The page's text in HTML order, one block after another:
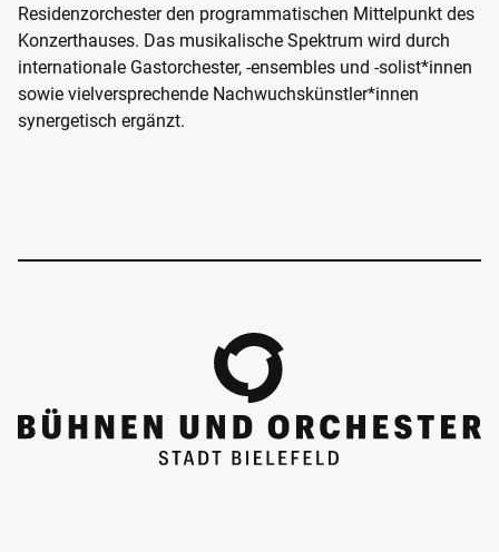
Residenzorchester den programmatischen Mittelpunkt des
Konzerthauses. Das musikalische Spektrum wird durch
internationale Gastorchester, -ensembles und -solist*innen
sowie vielversprechende Nachwuchskünstler*innen
synergetisch ergänzt.